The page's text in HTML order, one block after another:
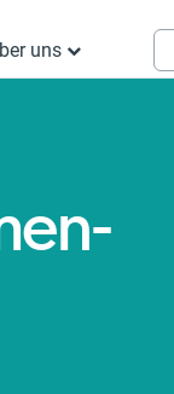
uns